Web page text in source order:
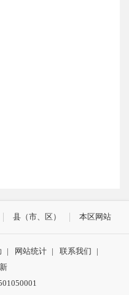
县（市、区） 本区网站
| 网站统计 | 联系我们
|